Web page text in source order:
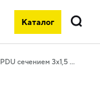
Каталог
Поиск
ITK Кабель электропитания PDU сечением 3х1,5 3М с разъёмом C19 и без разъема